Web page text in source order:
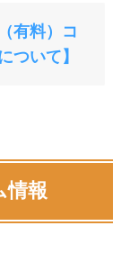
有料）コ
ついて】
情報